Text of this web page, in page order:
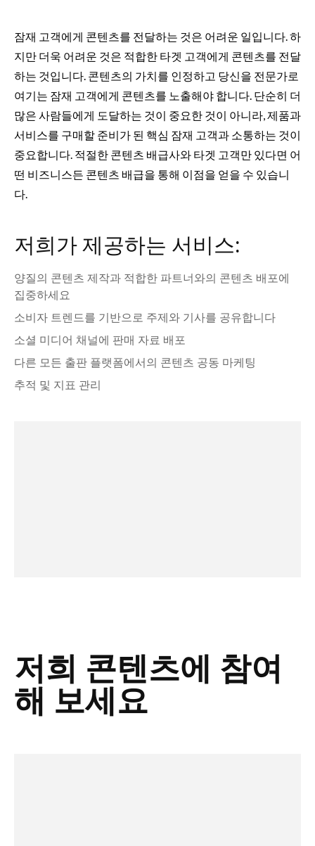
잠재 고객에게 콘텐츠를 전달하는 것은 어려운 일입니다. 하
지만 더욱 어려운 것은 적합한 타겟 고객에게 콘텐츠를 전달
하는 것입니다. 콘텐츠의 가치를 인정하고 당신을 전문가로
여기는 잠재 고객에게 콘텐츠를 노출해야 합니다. 단순히 더
많은 사람들에게 도달하는 것이 중요한 것이 아니라, 제품과
서비스를 구매할 준비가 된 핵심 잠재 고객과 소통하는 것이
중요합니다. 적절한 콘텐츠 배급사와 타겟 고객만 있다면 어
떤 비즈니스든 콘텐츠 배급을 통해 이점을 얻을 수 있습니
다.
저희가 제공하는 서비스:
양질의 콘텐츠 제작과 적합한 파트너와의 콘텐츠 배포에
집중하세요
소비자 트렌드를 기반으로 주제와 기사를 공유합니다
소셜 미디어 채널에 판매 자료 배포
다른 모든 출판 플랫폼에서의 콘텐츠 공동 마케팅
추적 및 지표 관리
저희 콘텐츠에 참여
해 보세요